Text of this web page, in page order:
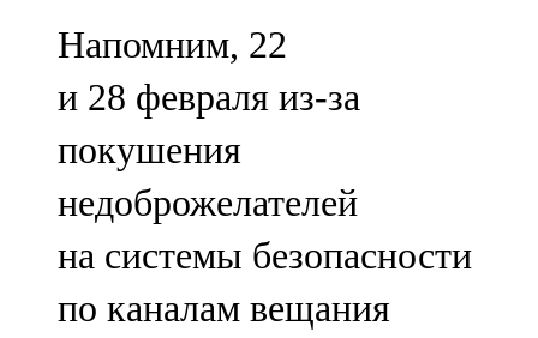
106,1 FM
Түбән Кама
102,6 FM
Чирмешән
107,7 FM
Напомним, 22
и 28 февраля из-за
покушения
недоброжелателей
на системы безопасности
по каналам вещания